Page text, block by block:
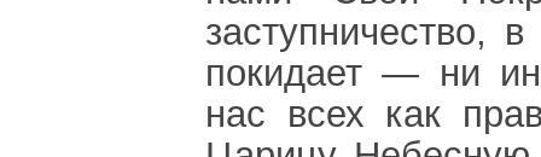
заступничество,
покидает — ни
нас всех как